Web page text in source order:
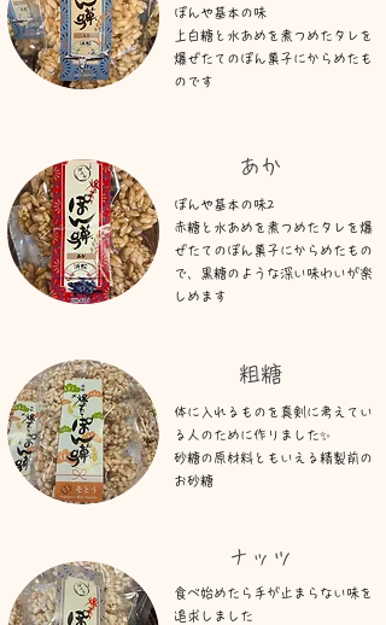
ぽんや基本の味
​上白糖と水あめを煮つめたタレを
爆ぜたてのぽん菓子にからめたも
のです
​あか​
​ぽんや基本の味2
赤糖と水あめを煮つめたタレを爆
ぜたてのぽん菓子にからめたもの
で、黒糖のような深い味わいが楽
しめます
​体に入れるものを真剣に考えてい
る人のために作りました✨
砂糖の原材料ともいえる精製前の
お砂糖
​粗糖
ナッツ​​​
食べ始めたら手が止まらない味を
追求しました